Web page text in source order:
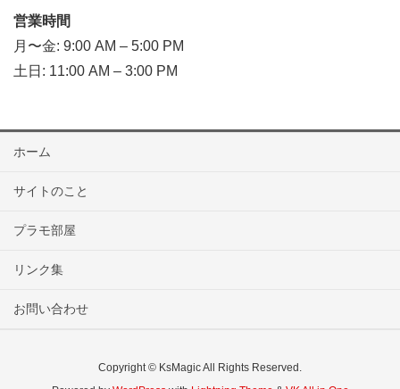
営業時間
月〜金: 9:00 AM – 5:00 PM
土日: 11:00 AM – 3:00 PM
ホーム
サイトのこと
プラモ部屋
リンク集
お問い合わせ
Copyright © KsMagic All Rights Reserved.